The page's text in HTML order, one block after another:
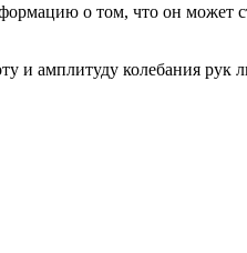
о том, что он может
и амплитуду колебания